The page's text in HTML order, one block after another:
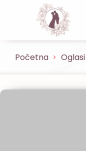
Početna Oglasi